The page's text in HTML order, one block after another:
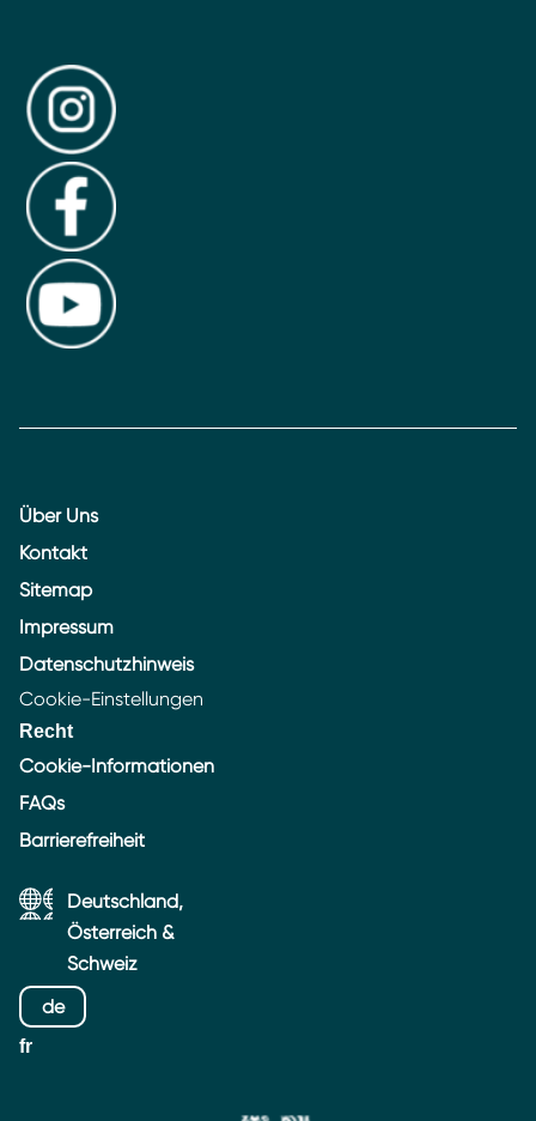
Über Uns
Kontakt
Sitemap
Impressum
Datenschutzhinweis
Cookie-Einstellungen
Recht
Cookie-Informationen
FAQs
Barrierefreiheit
Deutschland,
Österreich &
Schweiz
de
fr